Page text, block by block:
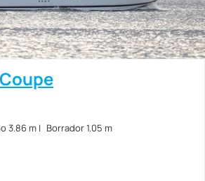
3.86 m Borrador 1.05 m